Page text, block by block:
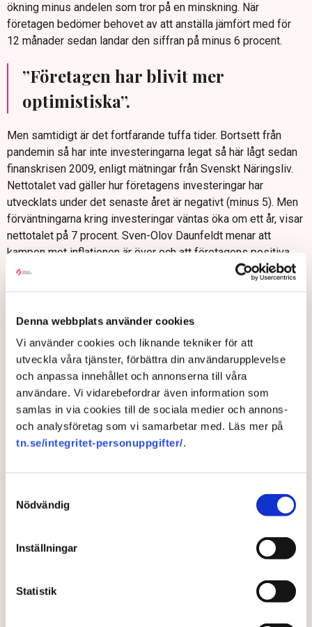
Denna webbplats använder cookies
Vi använder cookies och liknande tekniker för att
utveckla våra tjänster, förbättra din användarupplevelse
och anpassa innehållet och annonserna till våra
användare. Vi vidarebefordrar även information som
samlas in via cookies till de sociala medier och annons-
och analysföretag som vi samarbetar med. Läs mer på
tn.se/integritet-personuppgifter/.
Nödvändig
Inställningar
Statistik
ökning minus andelen som tror på en minskning. När
företagen bedömer behovet av att anställa jämfört med för
12 månader sedan landar den siffran på minus 6 procent.
”Företagen har blivit mer
optimistiska”.
Men samtidigt är det fortfarande tuffa tider. Bortsett från
pandemin så har inte investeringarna legat så här lågt sedan
finanskrisen 2009, enligt mätningar från Svenskt Näringsliv.
Nettotalet vad gäller hur företagens investeringar har
utvecklats under det senaste året är negativt (minus 5). Men
förväntningarna kring investeringar väntas öka om ett år, visar
nettotalet på 7 procent. Sven-Olov Daunfeldt menar att
kampen mot inflationen är över och att företagens positiva
framtidstro beror på Riksbankens räntesänkning.
– Vi såg ganska snabbt att läget blev mer optimistiskt efter
börja med räntesänkningar. Företagen ser att det kan komma
ytterligare räntesänkningar och det ingjuter hopp om att
konjunkturen kommer att vända.
Men även om företagen ser ett ljus i tunneln så är det
fortfarande osäkert när konjunkturen kommer att vända,
menar han.
– Det är väldigt mycket psykologi i ekonomi och tror
företagen att det kommer att bli bättre och de börjar satsa
mer så kommer också konjunkturen att vända. Våra
och det brukar vara ett tecken på att konjunkturen är på väg
”Nu måste vi satsa på att få